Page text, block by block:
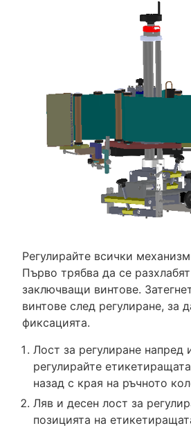
Регулирайте всички
Първо трябва да се
заключващи винтове.
винтове след регулиране, за
фиксацията.
Лост за регулиране напред
регулирайте
назад с края на ръчното
Ляв и десен лост за
позицията на